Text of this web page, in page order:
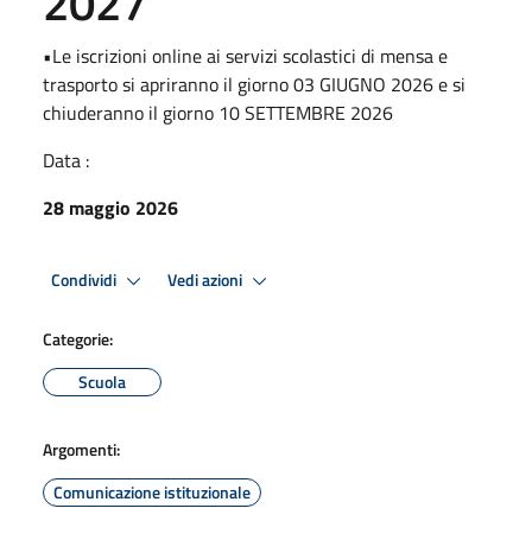
•Le iscrizioni online ai servizi scolastici di mensa e
trasporto si apriranno il giorno 03 GIUGNO 2026 e si
chiuderanno il giorno 10 SETTEMBRE 2026
Data :
28 maggio 2026
Condividi Vedi azioni
Categorie:
Scuola
Argomenti:
Comunicazione istituzionale